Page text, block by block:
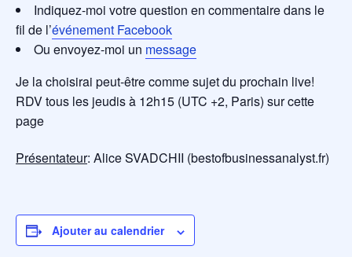
Indiquez-moi votre question en commentaire dans le
fil de l’événement Facebook
Ou envoyez-moi un message
Je la choisirai peut-être comme sujet du prochain live!
RDV tous les jeudis à 12h15 (UTC +2, Paris) sur cette
page
Présentateur: Alice SVADCHII (bestofbusinessanalyst.fr)
Ajouter au calendrier